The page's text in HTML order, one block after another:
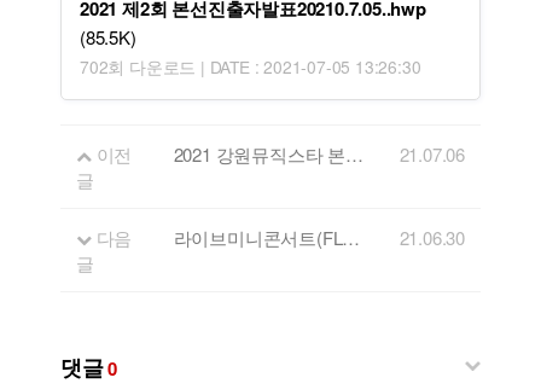
2021 제2회 본선진출자발표20210.7.05..hwp
(85.5K)
702회 다운로드 | DATE : 2021-07-05 13:26:30
이전
글
2021 강원뮤직스타 본선 진출자 타임테이블 공지 21.07.06
다음
글
라이브미니콘서트(FLL) 5회 출연자 - 밴드 YDM 21.06.30
댓글0